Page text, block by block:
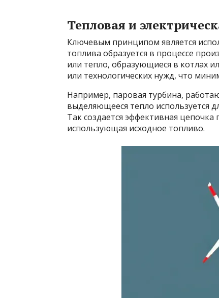
Тепловая и
Ключевым принципом является
топлива образуется в процессе
или тепло, образующиеся в котлах
или технологических нужд, что
Например, паровая турбина,
выделяющееся тепло используется
Так создается эффективная
использующая исходное топливо.